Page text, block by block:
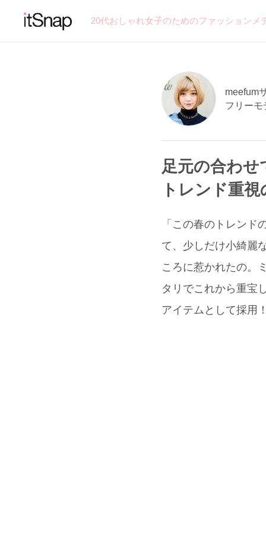
20代おしゃれ女子のためのファッション
meefum
フリーモ
足元の合わせ
トレンド重
「この春のトレン
て、少しだけ小綺麗
ころに惹かれたの。
タリでこれから重宝
アイテムとして採用